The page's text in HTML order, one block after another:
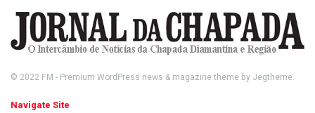
© 2022 FM - Premium WordPress news & magazine theme by Jegtheme.
Navigate Site